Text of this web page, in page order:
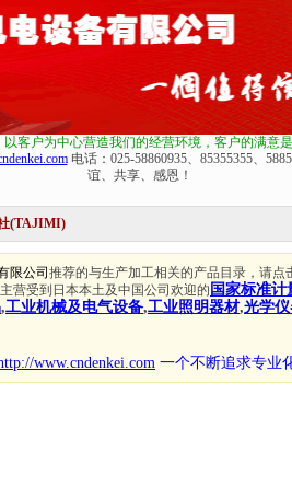
以客户为中心营造我们的经营环境，客户的满意
电话：025-58860935、85355355、
谊、共享、感恩！
(TAJIMI)
限公司 推荐的与生产加工相关的产品目录，请点
营受到日本本土及中国公司欢迎的 国家标准计
,工业机械及电气设备,工业照明器材,光学
www.cndenkei.com 一个不断追求专业